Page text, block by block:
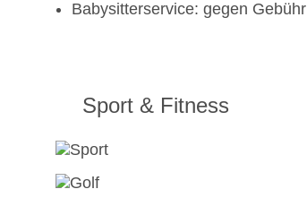
Babysitterservice: gegen Gebühr
Sport & Fitness